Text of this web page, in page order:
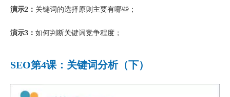
演示2： 关键词的选择原则主要有哪些；
演示3： 如何判断关键词竞争程度；
SEO第4课：关键词分析（下）